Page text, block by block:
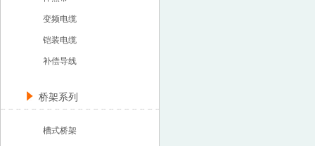
变频电缆
铠装电缆
补偿导线
桥架系列
槽式桥架